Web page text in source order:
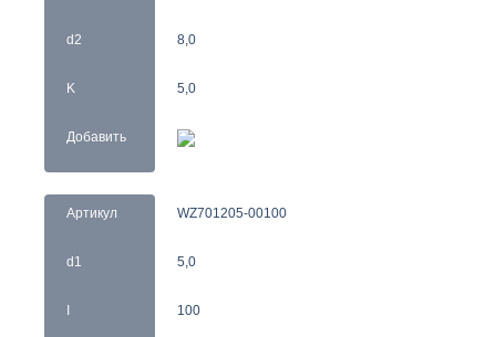
d2
K
Добавить
8,0
5,0
Артикул
d1
I
WZ701205-00100
5,0
100